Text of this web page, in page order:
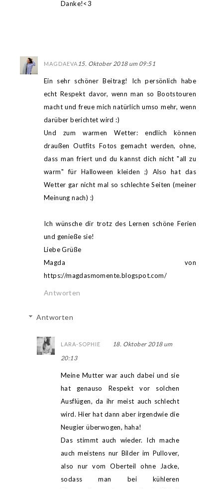
Danke!<3
MAGDAEVA15. Oktober 2018 um 09:51
Ein sehr schöner Beitrag! Ich persönlich habe
echt Respekt davor, wenn man so Bootstouren
macht und freue mich natürlich umso mehr, wenn
darüber berichtet wird :)
Und zum warmen Wetter: endlich können
draußen Outfits Fotos gemacht werden, ohne,
dass man friert und du kannst dich nicht "all zu
warm" für Halloween kleiden ;) Also hat das
Wetter gar nicht mal so schlechte Seiten (meiner
Meinung nach) :)
Ich wünsche dir trotz des Lernen schöne Ferien
und genieße sie!
Liebe Grüße
Magda von
https://magdasmomente.blogspot.com/
Antworten
Antworten
LARA-SOPHIE
18. Oktober 2018 um
20:13
Meine Mutter war auch dabei und sie
hat genauso Respekt vor solchen
Ausflügen, da ihr meist auch schlecht
wird. Hier hat dann aber irgendwie die
Neugier überwogen, haha!
Das stimmt auch wieder. Ich mache
auch meistens nur Bilder im Pullover,
also nur vom Oberteil ohne Jacke,
sodass man bei kühleren